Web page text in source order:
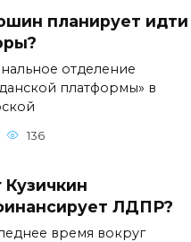
планирует идти
отделение
платформы» в
136
Кузичкин
ЛДПР?
время вокруг